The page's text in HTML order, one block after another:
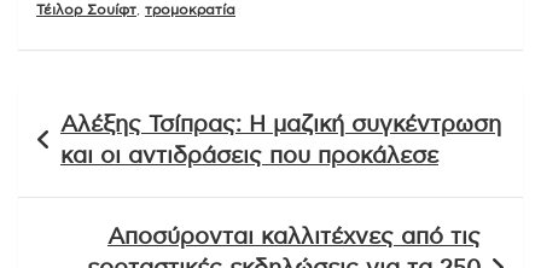
Τέιλορ Σουίφτ τρομοκρατία
άρθρων
Αλέξης Τσίπρας: Η μαζική συγκέντρωση
και οι αντιδράσεις που προκάλεσε
Αποσύρονται καλλιτέχνες από τις